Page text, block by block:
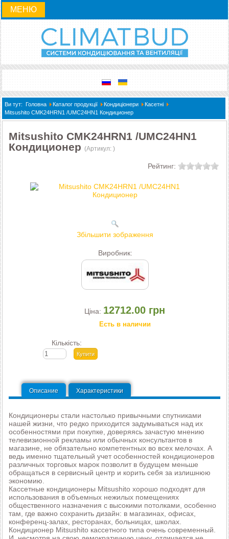
МЕНЮ
Ви тут: Головна Каталог продукції Кондиціонери
Касетні
Mitsushito CMK24HRN1 /UMC24HN1 Кондиционер
Mitsushito CMK24HRN1 /UMC24HN1
Кондиционер (Артикул: )
Рейтинг:
Збільшити зображення
Виробник:
Ціна: 12712.00 грн
Есть в наличии
Кількість:
Описание Характеристики
Кондиционеры стали настолько привычными спутниками
нашей жизни, что редко приходится задумываться над их
особенностями при покупке, доверяясь зачастую мнению
телевизионной рекламы или обычных консультантов в
магазине, не обязательно компетентных во всех мелочах. А
ведь именно тщательный учет особенностей кондиционеров
различных торговых марок позволит в будущем меньше
обращаться в сервисный центр и корить себя за излишнюю
экономию.
Кассетные кондиционеры Mitsushito хорошо подходят для
использования в объемных нежилых помещениях
общественного назначения с высокими потолками, особенно
там, где важно сохранить дизайн: в магазинах, офисах,
конференц-залах, ресторанах, больницах, школах.
Кондиционер Mitsushito кассетного типа очень современный.